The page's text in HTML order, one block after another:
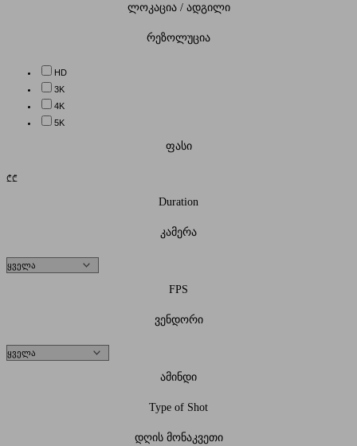
ლოკაცია / ადგილი
რეზოლუცია
HD
3K
4K
5K
ფასი
₾₾
Duration
კამერა
FPS
ვენდორი
ამინდი
Type of Shot
დღის მონაკვეთი